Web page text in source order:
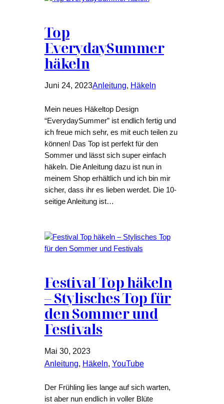
Top
EverydaySummer
häkeln
Juni 24, 2023Anleitung, Häkeln
Mein neues Häkeltop Design
“EverydaySummer” ist endlich fertig und
ich freue mich sehr, es mit euch teilen zu
können! Das Top ist perfekt für den
Sommer und lässt sich super einfach
häkeln. Die Anleitung dazu ist nun in
meinem Shop erhältlich und ich bin mir
sicher, dass ihr es lieben werdet. Die 10-
seitige Anleitung ist…
Festival Top häkeln
– Stylisches Top für
den Sommer und
Festivals
Mai 30, 2023
Anleitung, Häkeln, YouTube
Der Frühling lies lange auf sich warten,
ist aber nun endlich in voller Blüte